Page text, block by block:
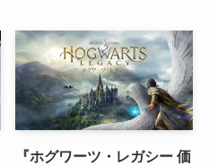
『ホグワーツ・レガシー 価